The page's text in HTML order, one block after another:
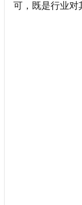
可，既是行业对